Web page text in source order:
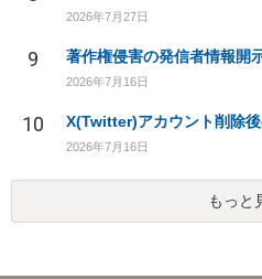
2026年7月27日
9 著作権侵害の発信者情報開
2026年7月16日
10
2026年7月16日
もっと